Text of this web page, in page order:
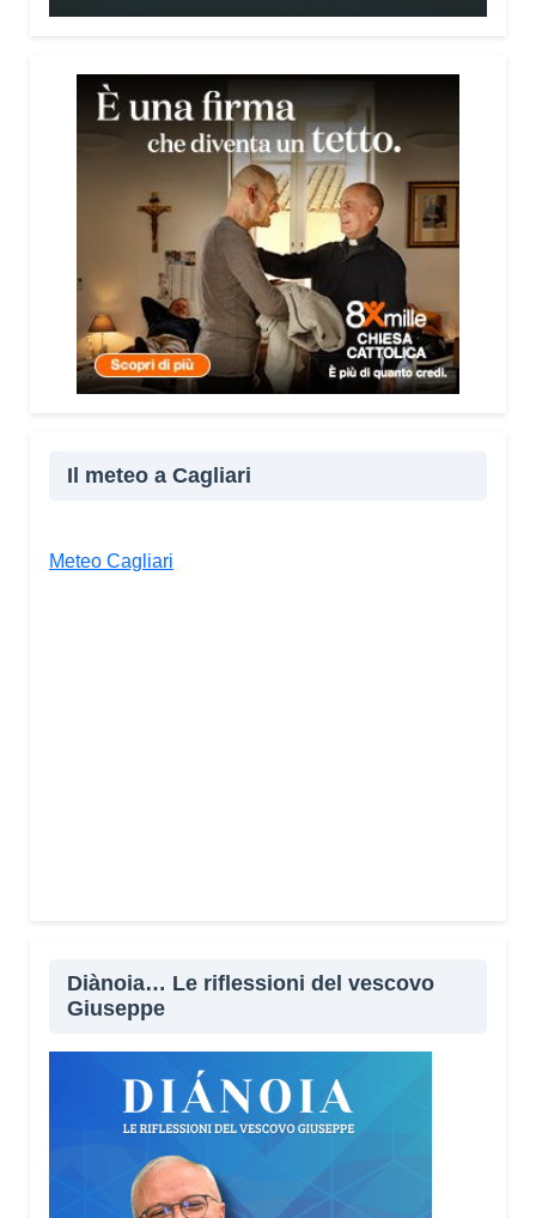
Il meteo a Cagliari
Meteo Cagliari
Diànoia… Le riflessioni del vescovo
Giuseppe